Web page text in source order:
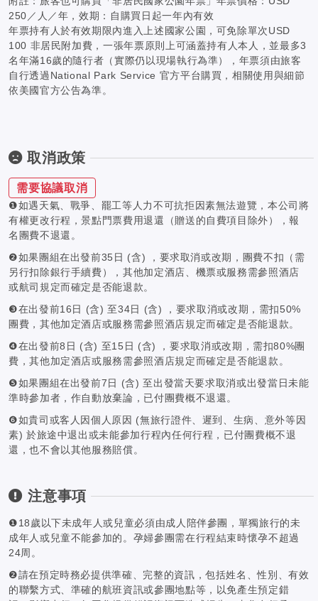
250／人／年，效期：自購買日起一年內有效
年票持有人於有效期限內進入上述國家公園，可免除單次USD
100 非居民附加費，一張年票原則上可涵蓋持有人本人，並最多3
名年滿16歲的隨行者（實際仍以現場執行為準），年票須由旅客
自行透過National Park Service 官方平台購買，相關使用與細節
依美國官方公告為準。
取消政策
需要協議取消
❶如遇天氣、戰爭、罷工等人力不可抗拒因素無法遊覽，本公司將
有權更改行程，景點門票費用退還（贈送的自費項目除外），報
名團費不退還。
❷如果團組在出發前35日 (含) ，要求取消或改期，團費不扣（需
另行扣除銀行手續費），其他加定酒店、機票或服務需參照酒店
或航司規定而確定是否能退款。
❸在出發前16日 (含) 至34日 (含) ，要求取消或改期，需扣50%
團費，其他加定酒店或服務需參照酒店規定而確定是否能退款。
❹在出發前8日 (含) 至15日 (含) ，要求取消或改期，需扣80%團
費，其他加定酒店或服務需參照酒店規定而確定是否能退款。
❺如果團組在出發前7日 (含) 至出發當天要求取消或出發當日未能
準時參加者，作自動放棄論，已付團費概不退還。
❻如貴司或客人因個人原因 (無旅行證件、遲到、生病、意外等因
素) 於旅途中退出或未能參加行程內任何行程，已付團費概不退
還，也不會以其他服務賠償。
注意事項
❶18歲以下未成年人或兒童必須由成人陪伴參團，單獨旅行的未
成年人或兒童不能參加的。孕婦參團需在行程結束時懷孕不超過
24周。
❷請在預定時務必提供準確、完整的資訊，包括姓名、性別、有效
的聯繫方式、準確的航班資訊或參團地點等，以免產生預定錯